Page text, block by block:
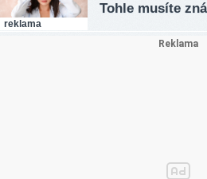
reklama
Tohle musíte